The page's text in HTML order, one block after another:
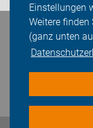
Einstellungen
Weitere finden
(ganz unten
Bleiben Sie in